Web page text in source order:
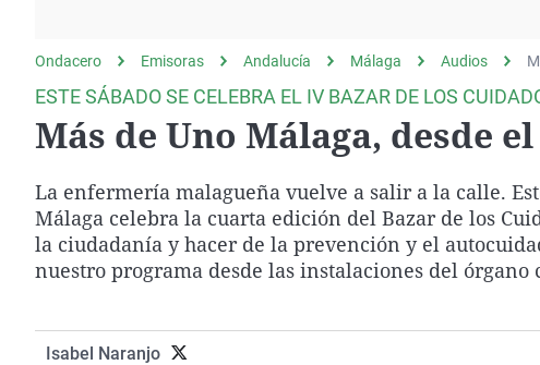
gato
Operación Viuda
Negra
Navarra
Ondacero Emisoras Andalucía Málaga Audios
ESTE SÁBADO SE CELEBRA EL IV BAZAR DE LOS
Más de Uno Málaga, desde
La enfermería malagueña vuelve a salir a la calle.
Málaga celebra la cuarta edición del Bazar de los
la ciudadanía y hacer de la prevención y el
nuestro programa desde las instalaciones del órgano
Isabel Naranjo